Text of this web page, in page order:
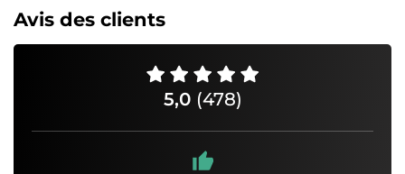
Avis des clients
5,0 (478)